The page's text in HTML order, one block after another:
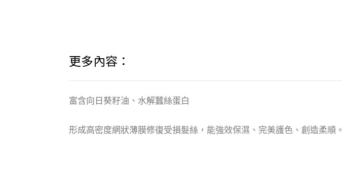
更多內容：
富含向日葵籽油、水解蠶絲蛋白
形成高密度網狀薄膜修復受損髮絲，能強效保濕、完美護色、創造柔順。